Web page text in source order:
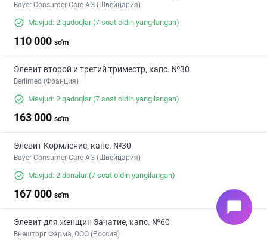
Bayer Consumer Care AG (Швейцария)
Mavjud: 2 qadoqlar(7 soat oldin yangilangan)
110 000 so'm
Элевит второй и третий триместр, капс. №30
Berlimed (Франция)
Mavjud: 2 qadoqlar(7 soat oldin yangilangan)
163 000 so'm
Элевит Кормление, капс. №30
Bayer Consumer Care AG (Швейцария)
Mavjud: 2 donalar(7 soat oldin yangilangan)
167 000 so'm
Элевит для женщин Зачатие, капс. №60
Внешторг Фарма, ООО (Россия)
chat_bubble